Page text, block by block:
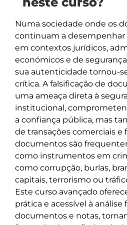
Numa sociedade onde os
continuam a
em contextos jurídicos,
económicos e de
sua autenticidade tornou-
crítica. A falsificação de
uma ameaça direta à
institucional,
a confiança pública, mas
de transações comerciais e
documentos são
como instrumentos em
como corrupção, burlas,
capitais, terrorismo ou
Este curso avançado
prática e acessível à análise
documentos e notas,